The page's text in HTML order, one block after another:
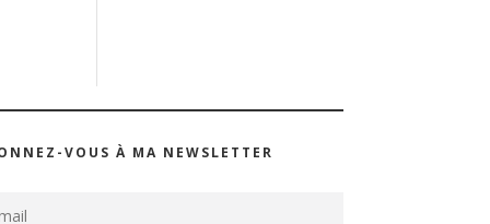
VOUS À MA NEWSLETTER